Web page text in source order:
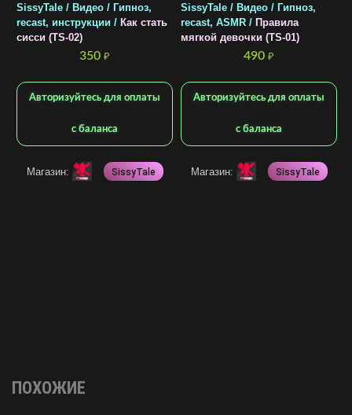
SissyTale / Видео / Гипноз,
recast, инструкции / Как стать
сисси (TS-02)
350 ₽
Авторизуйтесь для оплаты
с баланса
Магазин: SissyTale
SissyTale / Видео / Гипноз,
recast, ASMR / Правила
мягкой девочки (TS-01)
490 ₽
Авторизуйтесь для оплаты
с баланса
Магазин: SissyTale
ПОХОЖИЕ